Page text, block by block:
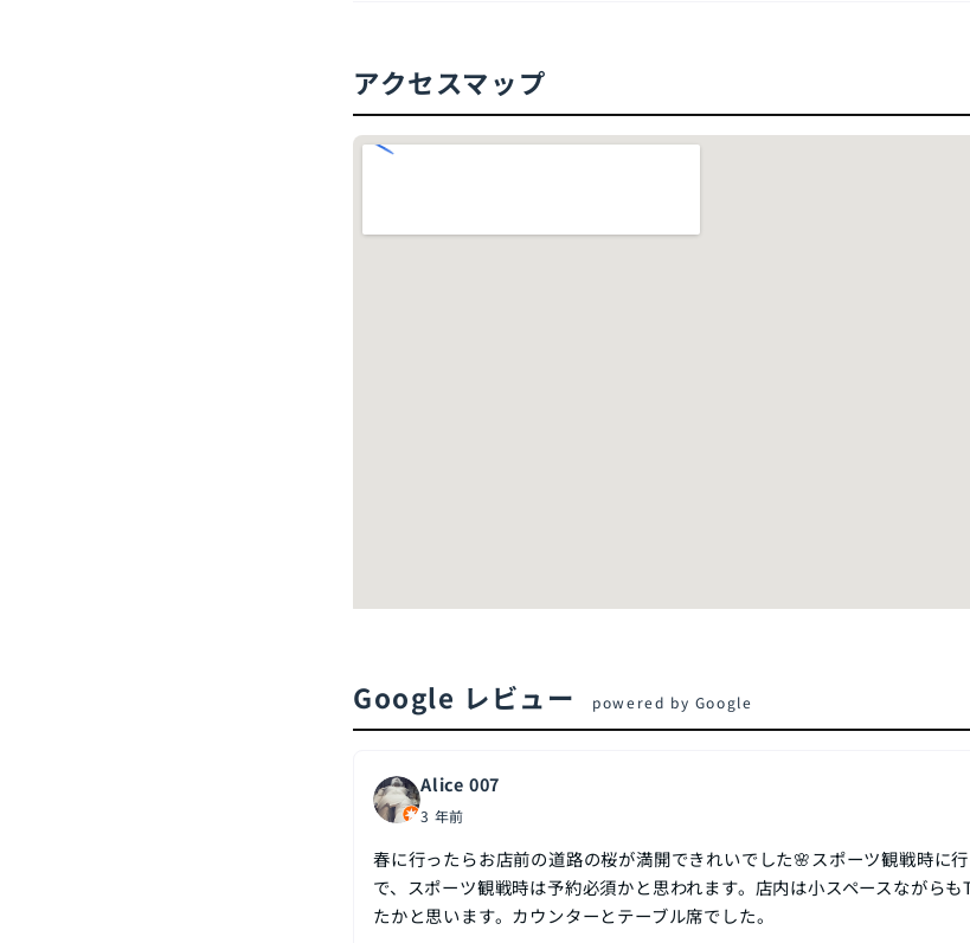
アクセスマップ
Google レビュー powered by Google
Alice 007
3 年前
春に行ったらお店前の道路の桜が満開できれいでした🌸スポーツ観戦時に
で、スポーツ観戦時は予約必須かと思われます。店内は小スペースながら
たかと思います。カウンターとテーブル席でした。